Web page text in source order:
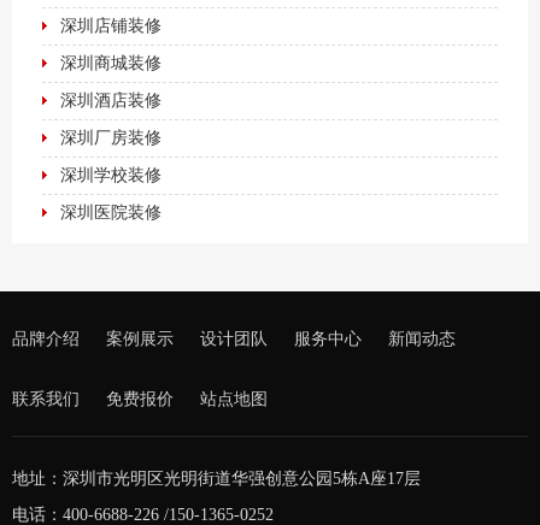
深圳店铺装修
深圳商城装修
深圳酒店装修
深圳厂房装修
深圳学校装修
深圳医院装修
品牌介绍 案例展示 设计团队 服务中心 新闻动态
联系我们 免费报价 站点地图
地址：深圳市光明区光明街道华强创意公园5栋A座17层
电话：400-6688-226 /150-1365-0252